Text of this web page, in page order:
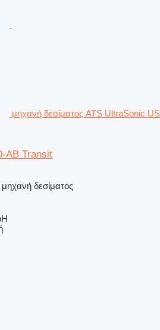
μηχανή δεσίματος ATS UltraSonic US
AB Transit
δεσίματος